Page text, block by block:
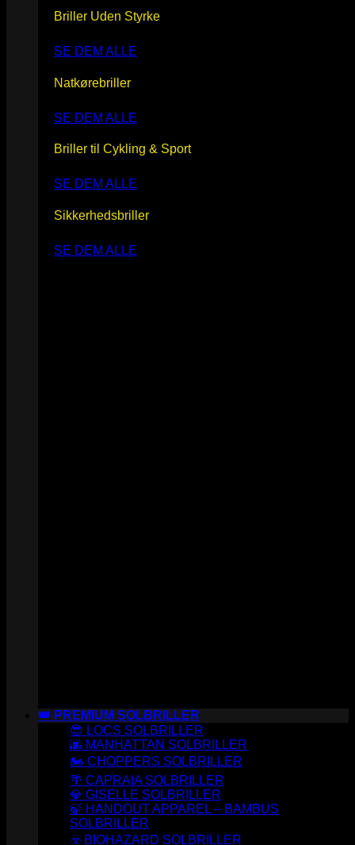
Briller Uden Styrke
SE DEM ALLE
Natkørebriller
SE DEM ALLE
Briller til Cykling & Sport
SE DEM ALLE
Sikkerhedsbriller
SE DEM ALLE
👑 PREMIUM SOLBRILLER
😎 LOCS SOLBRILLER
🌆 MANHATTAN SOLBRILLER
🏍️ CHOPPERS SOLBRILLER
🌴 CAPRAIA SOLBRILLER
💎 GISELLE SOLBRILLER
🍃 HANDOUT APPAREL – BAMBUS
SOLBRILLER
☣️ BIOHAZARD SOLBRILLER